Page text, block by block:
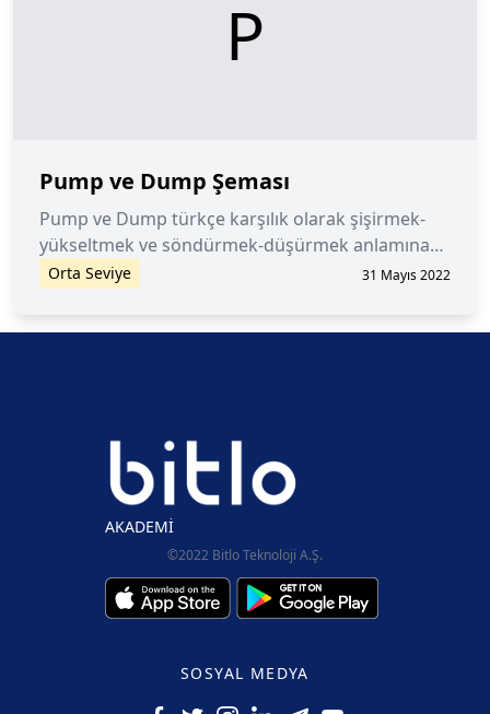
P
Pump ve Dump Şeması
Pump ve Dump türkçe karşılık olarak şişirmek-
yükseltmek ve söndürmek-düşürmek anlamına
gelir.
Orta Seviye 31 Mayıs 2022
AKADEMİ
©2022 Bitlo Teknoloji A.Ş.
SOSYAL MEDYA